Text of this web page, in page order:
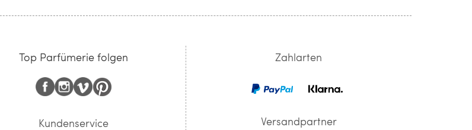
Top Parfümerie folgen
Kundenservice
Zahlarten
Versandpartner